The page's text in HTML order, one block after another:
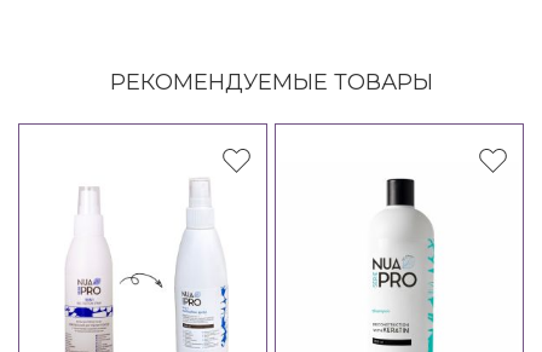
РЕКОМЕНДУЕМЫЕ ТОВАРЫ